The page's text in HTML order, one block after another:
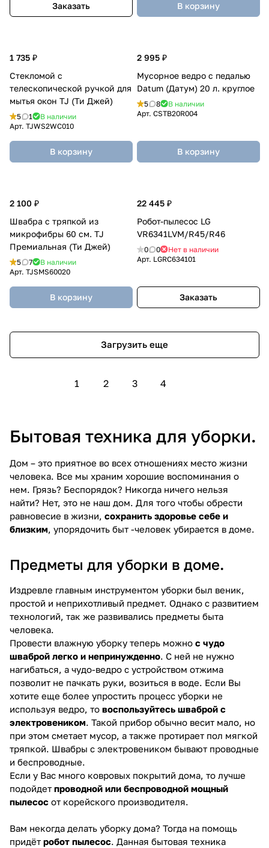
Заказать В корзину
1 735 ₽
Стекломой с
телескопической ручкой для
мытья окон TJ (Ти Джей)
5 1
В наличии
Арт. TJWS2WC010
В корзину
2 995 ₽
Мусорное ведро с педалью
Datum (Датум) 20 л. круглое
5 8
В наличии
Арт. CSTB20R004
В корзину
2 100 ₽
Швабра с тряпкой из
микрофибры 60 см. TJ
Премиальная (Ти Джей)
5 7
В наличии
Арт. TJSMS60020
В корзину
22 445 ₽
Робот-пылесос LG
VR6341LVM/R45/R46
0 0
Нет в наличии
Арт. LGRC634101
Заказать
Загрузить еще
1 2 3 4
Бытовая техника для уборки.
Дом – это приятное во всех отношениях место жизни
человека. Все мы храним хорошие воспоминания о
нем. Грязь? Беспорядок? Никогда ничего нельзя
найти? Нет, это не наш дом. Для того чтобы обрести
равновесие в жизни, сохранить здоровье себе и
близким, упорядочить быт -человек убирается в доме.
Предметы для уборки в доме.
Издревле главным инструментом уборки был веник,
простой и неприхотливый предмет. Однако с развитием
технологий, так же развивались предметы быта
человека.
Провести влажную уборку теперь можно с чудо
шваброй легко и непринужденно. С ней не нужно
нагибаться, а чудо-ведро с устройством отжима
позволит не пачкать руки, возиться в воде. Если Вы
хотите еще более упростить процесс уборки не
используя ведро, то воспользуйтесь шваброй с
электровеником. Такой прибор обычно весит мало, но
при этом сметает мусор, а также протирает пол мягкой
тряпкой. Швабры с электровеником бывают проводные
и беспроводные.
Если у Вас много ковровых покрытий дома, то лучше
подойдет проводной или беспроводной мощный
пылесос от корейского производителя.
Вам некогда делать уборку дома? Тогда на помощь
придёт робот пылесос. Данная бытовая техника